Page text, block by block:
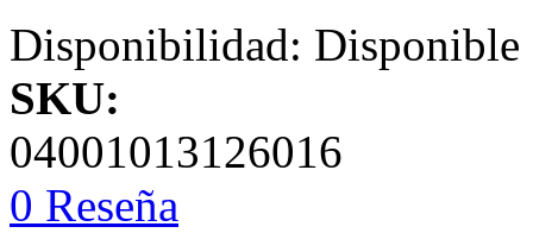
Disponibilidad: Disponible
SKU:
04001013126016
0 Reseña